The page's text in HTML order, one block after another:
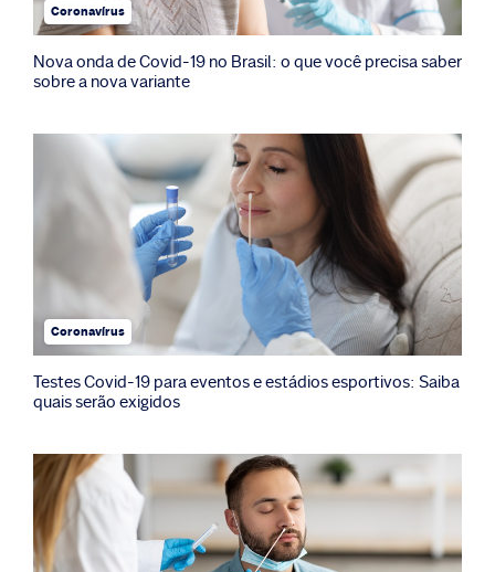
Coronavírus
Nova onda de Covid-19 no Brasil: o que você precisa saber
sobre a nova variante
Coronavírus
Testes Covid-19 para eventos e estádios esportivos: Saiba
quais serão exigidos